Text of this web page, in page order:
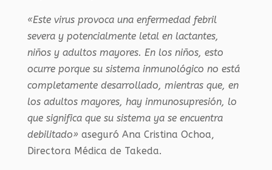
«Este virus provoca una enfermedad febril
severa y potencialmente letal en lactantes,
niños y adultos mayores. En los niños, esto
ocurre porque su sistema inmunológico no está
completamente desarrollado, mientras que, en
los adultos mayores, hay inmunosupresión, lo
que significa que su sistema ya se encuentra
debilitado» aseguró Ana Cristina Ochoa,
Directora Médica de Takeda.